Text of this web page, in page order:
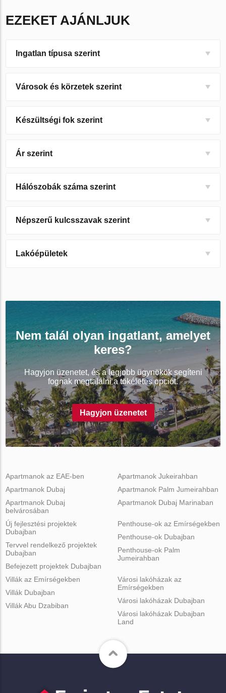
EZEKET AJÁNLJUK
Ingatlan típusa szerint
Városok és körzetek szerint
Készültségi fok szerint
Ár szerint
Hálószobák száma szerint
Népszerű kulcsszavak szerint
Lakóépületek
Nem talál olyan ingatlant, amelyet
keres?
Hagyjon üzenetet, és a legjobb ügynökök segíteni
fognak megtalálni a tökéletes opciót.
Hagyjon üzenetet
Apartmanok az EAE-ben
Apartmanok Dubaj
Apartmanok Dubaj
belvárosában
Apartmanok Jukeirahban
Apartmanok Palm Jumeirahban
Apartmanok Dubaj Marinaban
Új fejlesztési projektek
Dubajban
Tervvel rendelkező projektek
Dubajban
Befejezett projektek Dubajban
Penthouse-ok az Emírségekben
Penthouse-ok Dubajban
Penthouse-ok Palm
Jumeirahban
Villák az Emírségekben
Villák Dubajban
Villák Abu Dzabiban
Városi lakóházak az
Emírségekben
Városi lakóházak Dubajban
Városi lakóházak Dubajban
Land